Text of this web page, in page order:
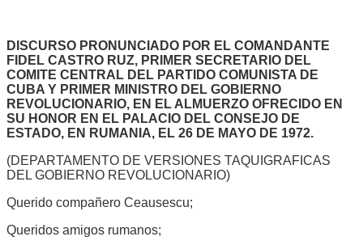
DISCURSO PRONUNCIADO POR EL COMANDANTE
FIDEL CASTRO RUZ, PRIMER SECRETARIO DEL
COMITE CENTRAL DEL PARTIDO COMUNISTA DE
CUBA Y PRIMER MINISTRO DEL GOBIERNO
REVOLUCIONARIO, EN EL ALMUERZO OFRECIDO EN
SU HONOR EN EL PALACIO DEL CONSEJO DE
ESTADO, EN RUMANIA, EL 26 DE MAYO DE 1972.
(DEPARTAMENTO DE VERSIONES TAQUIGRAFICAS
DEL GOBIERNO REVOLUCIONARIO)
Querido compañero Ceausescu;
Queridos amigos rumanos;